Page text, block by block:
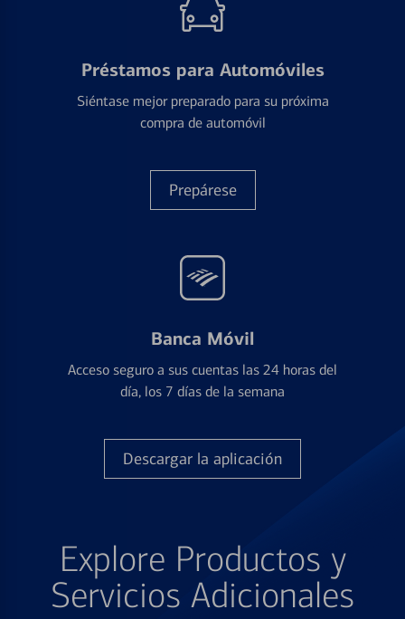
Préstamos para Automóviles
Siéntase mejor preparado para su próxima
compra de automóvil
Prepárese
Banca Móvil
Acceso seguro a sus cuentas las 24 horas del
día, los 7 días de la semana
Descargar la aplicación
Explore Productos y
Servicios Adicionales